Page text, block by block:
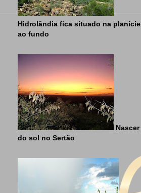
Hidrolândia fica situado na planície
ao fundo
Nascer
do sol no Sertão